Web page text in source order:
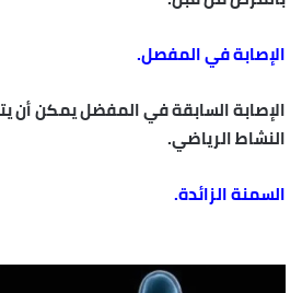
الإصابة في المفصل.
الإصابة السابقة في المفضل يمكن أن
النشاط الرياضي.
السمنة الزائدة.